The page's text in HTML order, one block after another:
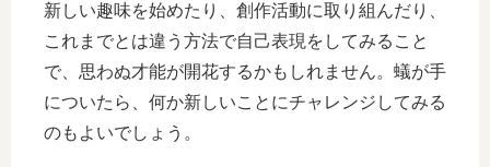
新しい趣味を始めたり、創作活動に取り組んだり、
これまでとは違う方法で自己表現をしてみること
で、思わぬ才能が開花するかもしれません。蟻が手
についたら、何か新しいことにチャレンジしてみる
のもよいでしょう。